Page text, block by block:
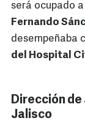
será ocupado
Fernando
desempeñaba
del Hospital
Dirección
Jalisco